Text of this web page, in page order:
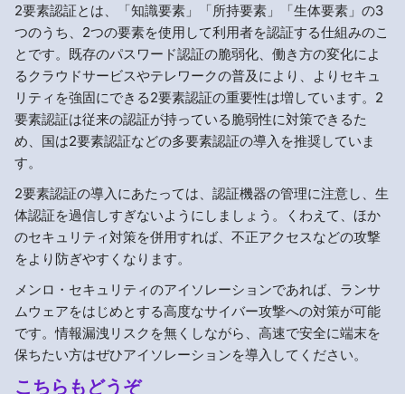
2要素認証とは、「知識要素」「所持要素」「生体要素」の3
つのうち、2つの要素を使用して利用者を認証する仕組みのこ
とです。既存のパスワード認証の脆弱化、働き方の変化によ
るクラウドサービスやテレワークの普及により、よりセキュ
リティを強固にできる2要素認証の重要性は増しています。2
要素認証は従来の認証が持っている脆弱性に対策できるた
め、国は2要素認証などの多要素認証の導入を推奨していま
す。
2要素認証の導入にあたっては、認証機器の管理に注意し、生
体認証を過信しすぎないようにしましょう。くわえて、ほか
のセキュリティ対策を併用すれば、不正アクセスなどの攻撃
をより防ぎやすくなります。
メンロ・セキュリティのアイソレーションであれば、ランサ
ムウェアをはじめとする高度なサイバー攻撃への対策が可能
です。情報漏洩リスクを無くしながら、高速で安全に端末を
保ちたい方はぜひアイソレーションを導入してください。
こちらもどうぞ